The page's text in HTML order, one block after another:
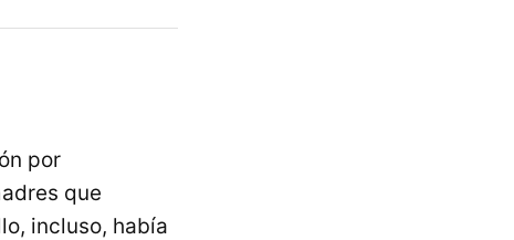
por
que
incluso, había